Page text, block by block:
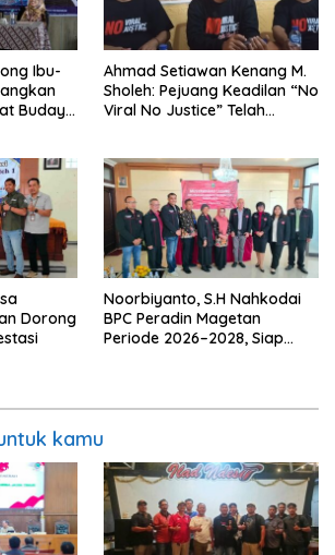
Ibu-
Budaya
Ahmad Setiawan Kenang M.
Sholeh: Pejuang Keadilan “No
Viral No Justice” Telah
Dorong
Noorbiyanto, S.H Nahkodai
BPC Peradin Magetan
Periode 2026–2028, Siap
kamu